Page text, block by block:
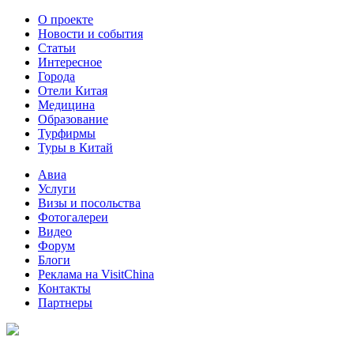
О проекте
Новости и события
Статьи
Интересное
Города
Отели Китая
Медицина
Образование
Турфирмы
Туры в Китай
Авиа
Услуги
Визы и посольства
Фотогалереи
Видео
Форум
Блоги
Реклама на VisitChina
Контакты
Партнеры